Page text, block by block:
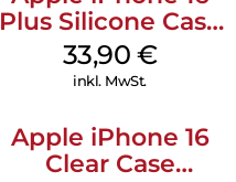
Plus Silicone Case
MagSafe Lake
Green
33,90 €
inkl. MwSt.
Apple iPhone 16
Clear Case